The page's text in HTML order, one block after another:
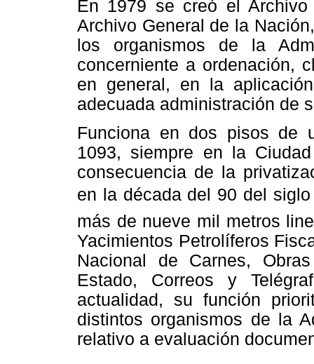
En 1979 se creó el Archivo
Archivo General de la
los organismos de la
concerniente a ordenación,
en general, en la
adecuada administración de
Funciona en dos pisos de
1093, siempre en la
consecuencia de la
en la década del 90 del
más de nueve mil metros
Yacimientos Petrolíferos
Nacional de Carnes,
Estado, Correos y
actualidad, su función
distintos organismos de la
relativo a evaluación